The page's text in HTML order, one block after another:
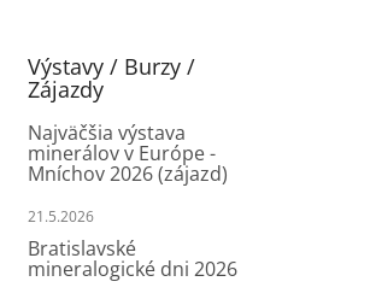
Výstavy / Burzy /
Zájazdy
Najväčšia výstava
minerálov v Európe -
Mníchov 2026 (zájazd)
21.5.2026
Bratislavské
mineralogické dni 2026